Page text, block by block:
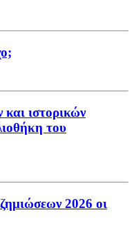
ιστορικών
του
2026 οι